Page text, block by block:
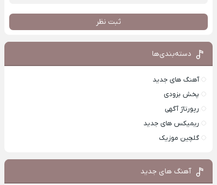
ثبت نظر
دسته‌بندی‌ها
آهنگ های جدید
پخش بزودی
رپورتاژ آگهی
ریمیکس های جدید
گلچین موزیک
آهنگ های جدید